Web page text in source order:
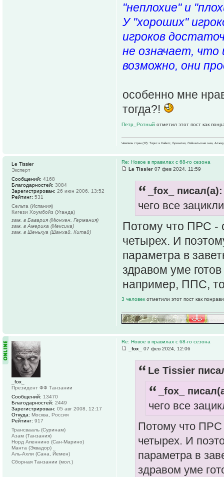
"неплохие" и
У "хороших"
игроков
не означает,
возможно, они
особенно мне
тогда?!
Петр_Ротный отметил этот пост как
Чемпион стран (12): Теркс и Кайкос, Бразилия, Сейшельские о-ва,
Re: Новое в правилах с 68-го сезона
Le Tissier 07 фев 2024, 11:59
_fox_ писал(а):
чего все
Потому что ПРС -
четырех. И
параметра в
здравом уме
например, ППС, то
3 человекотметили этот пост как
Le Tissier
Эксперт
Сообщений: 4168
Благодарностей: 3084
Зарегистрирован: 26 июн 2006, 13:52
Рейтинг: 531
Сельта (Испания)
Кигези Хоумбойз (Уганда)
зам. в Бавария (Мюнхен, Германия)
зам. в Америка (Мексика)
зам. в Шеньхуа (Шанхай, Китай)
Re: Новое в правилах с 68-го сезона
_fox_
07 фев 2024, 12:06
Le Tissier
_fox_
чего все
Потому что ПРС
четырех. И
параметра в
здравом уме
_fox_
Президент ФФ Танзании
Сообщений: 13470
Благодарностей: 2449
Зарегистрирован: 05 авг 2008, 12:17
Откуда: Москва, Россия
Рейтинг: 917
Трансвааль (Суринам)
Азам (Танзания)
Норд Апеннино (Сан-Марино)
Манта (Эквадор)
Аль-Ахли (Сана, Йемен)
Сборная Танзании (мол.)